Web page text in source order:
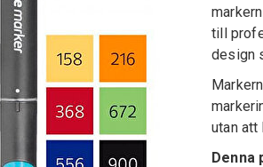
till
design
utan att
Denna